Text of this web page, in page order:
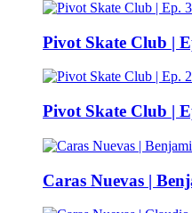
Pivot Skate Club |
Pivot Skate Club |
Caras Nuevas |